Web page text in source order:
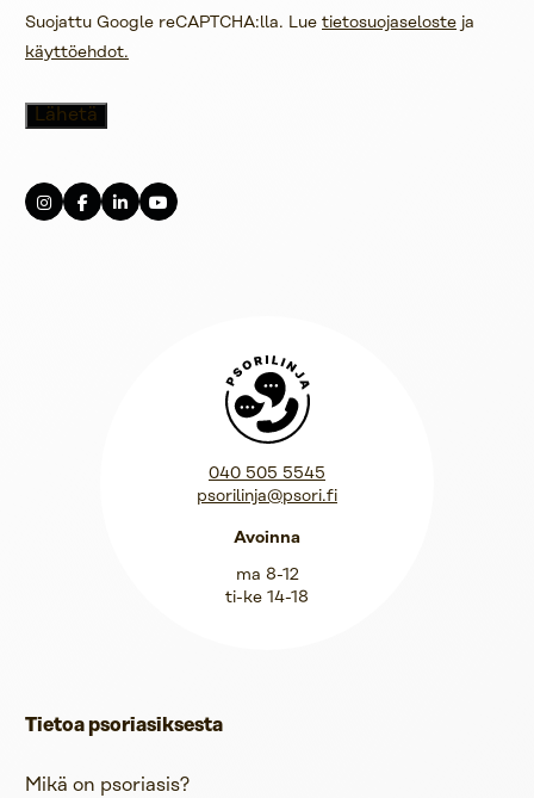
Suojattu Google reCAPTCHA:lla. Lue tietosuojaseloste ja
käyttöehdot.
Tietoa psoriasiksesta
Mikä on psoriasis?
Psorilinja
040 505 5545
psorilinja@psori.fi
Avoinna
ma 8-12
ti-ke 14-18